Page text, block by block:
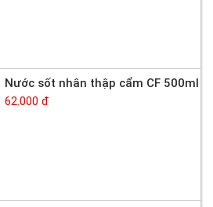
Nước sốt nhân thập cẩm CF 500ml
62.000 đ